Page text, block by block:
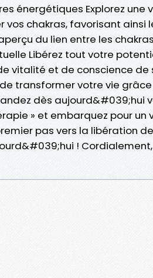
énergétiques Explorez
vos chakras, favorisant ainsi
du lien entre les
Libérez tout votre
vitalité et de conscience de
transformer votre vie
dès aujourd&#039;hui
» et embarquez pour un
pas vers la libération
! Cordialement,